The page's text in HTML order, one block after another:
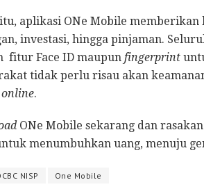
aplikasi ONe Mobile
investasi, hingga pinjaman.
fitur Face ID maupun fingerprint
tidak perlu risau akan
online.
ONe Mobile sekarang dan
menumbuhkan uang, menuju
NISP One Mobile